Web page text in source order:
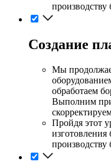
Создание
Мы
обработаем
Выполним
Пройдя этот